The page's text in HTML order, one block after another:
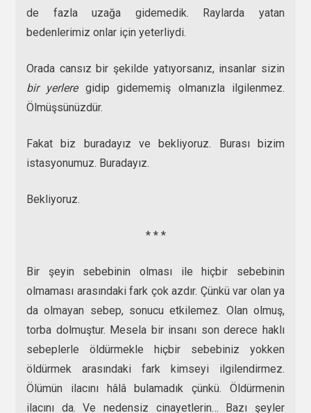
de fazla uzağa gidemedik. Raylarda yatan
bedenlerimiz onlar için yeterliydi.
Orada cansız bir şekilde yatıyorsanız, insanlar sizin
bir yerlere gidip gidememiş olmanızla ilgilenmez.
Ölmüşsünüzdür.
Fakat biz buradayız ve bekliyoruz. Burası bizim
istasyonumuz. Buradayız.
Bekliyoruz.
* * *
Bir şeyin sebebinin olması ile hiçbir sebebinin
olmaması arasındaki fark çok azdır. Çünkü var olan ya
da olmayan sebep, sonucu etkilemez. Olan olmuş,
torba dolmuştur. Mesela bir insanı son derece haklı
sebeplerle öldürmekle hiçbir sebebiniz yokken
öldürmek arasındaki fark kimseyi ilgilendirmez.
Ölümün ilacını hâlâ bulamadık çünkü. Öldürmenin
ilacını da. Ve nedensiz cinayetlerin… Bazı şeyler